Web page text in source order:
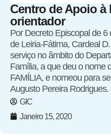
Centro de Apoio
orientador
Por Decreto Episcopal de
de Leiria-Fátima, Cardeal
serviço no âmbito do
Família, a que deu o nome
FAMÍLIA, e nomeou para
Augusto Pereira Rodrigues.
GIC
Janeiro 15, 2020